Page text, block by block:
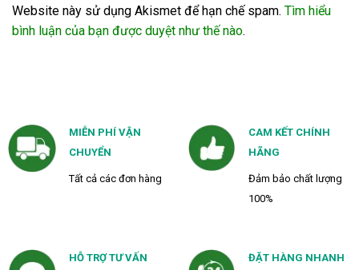
Website này sử dụng Akismet để hạn chế spam. Tìm hiểu
bình luận của bạn được duyệt như thế nào.
MIỄN PHÍ VẬN
CHUYỂN
Tất cả các đơn hàng
CAM KẾT CHÍNH
HÃNG
Đảm bảo chất lượng
100%
HỖ TRỢ TƯ VẤN ĐẶT HÀNG NHANH